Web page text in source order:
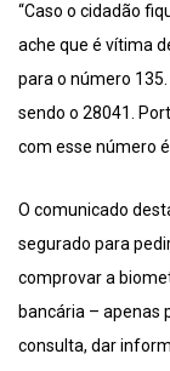
“Caso o cidadão
ache que é vítima
para o número
sendo o 28041.
com esse número
O comunicado
segurado para
comprovar a
bancária – apenas
consulta, dar